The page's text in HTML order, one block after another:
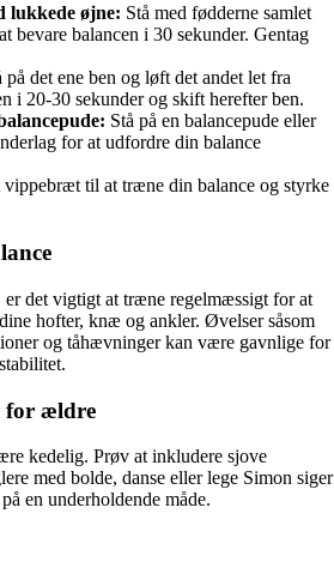
lukkede øjne: Stå med fødderne samlet
bevare balancen i 30 sekunder. Gentag
på det ene ben og løft det andet let fra
i 20-30 sekunder og skift herefter ben.
Stå på en balancepude eller
for at udfordre din balance
vippebræt til at træne din balance og styrke
det vigtigt at træne regelmæssigt for at
hofter, knæ og ankler. Øvelser såsom
og tåhævninger kan være gavnlige for
for ældre
kedelig. Prøv at inkludere sjove
med bolde, danse eller lege Simon siger
en underholdende måde.